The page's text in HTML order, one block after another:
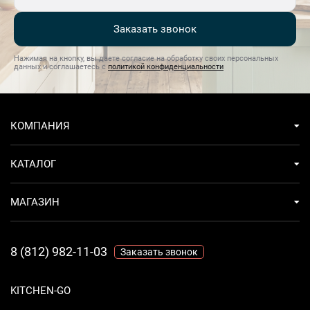
Заказать звонок
Нажимая на кнопку, вы даете согласие на обработку своих персональных
данных и соглашаетесь с политикой конфиденциальности
KITCHEN-GO
КОМПАНИЯ
КАТАЛОГ
МАГАЗИН
8 (812) 982-11-03 Заказать звонок